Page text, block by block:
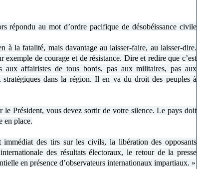
répondu au mot d’ordre pacifique de désobéissance civile
à la fatalité, mais davantage au laisser-faire, au laisser-dire.
de courage et de résistance. Dire et redire que c’est
affairistes de tous bords, pas aux militaires, pas aux
stratégiques dans la région. Il en va du droit des peuples à
Président, vous devez sortir de votre silence. Le pays doit
en place.
des tirs sur les civils, la libération des opposants
des résultats électoraux, le retour de la presse
en présence d’observateurs internationaux impartiaux. »